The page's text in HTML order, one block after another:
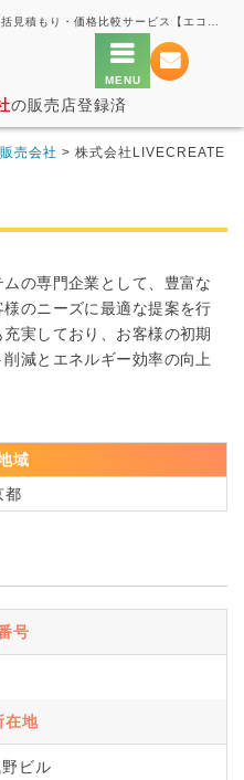
の販売店登録済
売会社 > 株式会社LIVECREATE
の専門企業として、豊富な
のニーズに最適な提案を行
実しており、お客様の初期
減とエネルギー効率の向上
域
都
号
在地
ビル